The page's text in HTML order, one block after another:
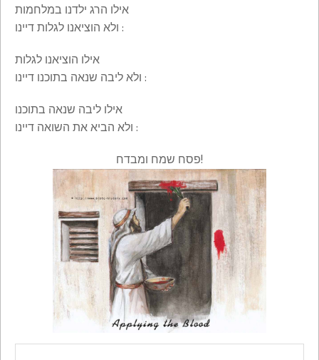
אילו הרג ילדנו במלחמות
ולא הוציאנו לגלות דיינו :
אילו הוציאנו לגלות
ולא ליבה שנאה בתוכנו דיינו :
אילו ליבה שנאה בתוכנו
ולא הביא את השואה דיינו :
פסח שמח ומבדח!